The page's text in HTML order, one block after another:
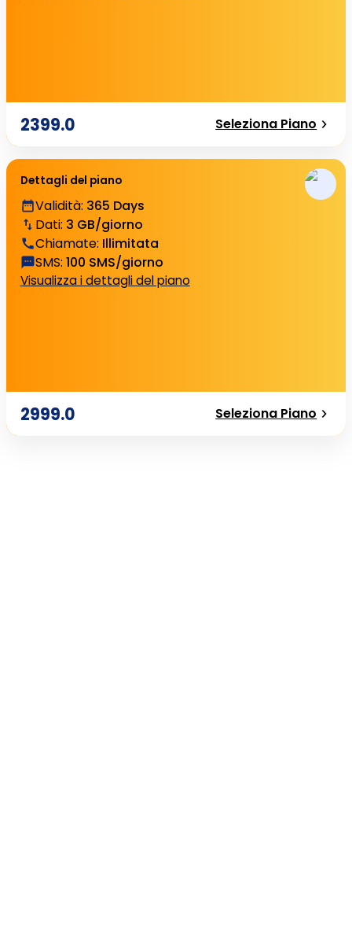
2399.0 Seleziona Piano
Dettagli del piano
Validità: 365 Days
Dati: 3 GB/giorno
Chiamate: Illimitata
SMS: 100 SMS/giorno
Visualizza i dettagli del piano
2999.0 Seleziona Piano